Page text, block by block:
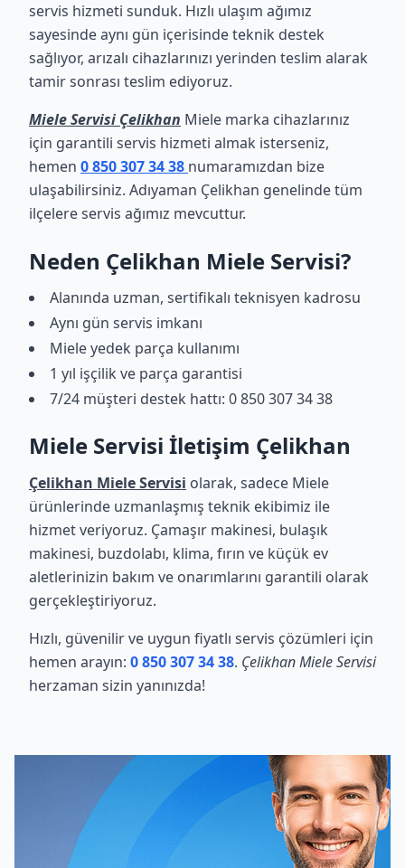
servis hizmeti sunduk. Hızlı ulaşım ağımız
sayesinde aynı gün içerisinde teknik destek
sağlıyor, arızalı cihazlarınızı yerinden teslim alarak
tamir sonrası teslim ediyoruz.
Miele Servisi Çelikhan Miele marka cihazlarınız
için garantili servis hizmeti almak isterseniz,
hemen 0 850 307 34 38 numaramızdan bize
ulaşabilirsiniz. Adıyaman Çelikhan genelinde tüm
ilçelere servis ağımız mevcuttur.
Neden Çelikhan Miele Servisi?
Alanında uzman, sertifikalı teknisyen kadrosu
Aynı gün servis imkanı
Miele yedek parça kullanımı
1 yıl işçilik ve parça garantisi
7/24 müşteri destek hattı: 0 850 307 34 38
Miele Servisi İletişim Çelikhan
Çelikhan Miele Servisi olarak, sadece Miele
ürünlerinde uzmanlaşmış teknik ekibimiz ile
hizmet veriyoruz. Çamaşır makinesi, bulaşık
makinesi, buzdolabı, klima, fırın ve küçük ev
aletlerinizin bakım ve onarımlarını garantili olarak
gerçekleştiriyoruz.
Hızlı, güvenilir ve uygun fiyatlı servis çözümleri için
hemen arayın: 0 850 307 34 38. Çelikhan Miele Servisi
herzaman sizin yanınızda!